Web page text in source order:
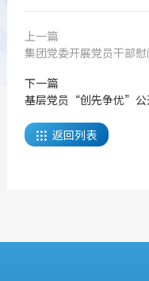
上一篇
集团党委开展党员干部
下一篇
基层党员“创先争优”公
 返回列表